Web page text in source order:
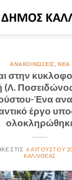
ΑΝΑΚΟΙΝΏΣΕΙΣ ,ΝΈΑ
στην
(Λ.
Ένα
έργο
6 ΑΥΓΟΎΣΤΟΥ
ΚΑΛΛΙΘΈΑΣ